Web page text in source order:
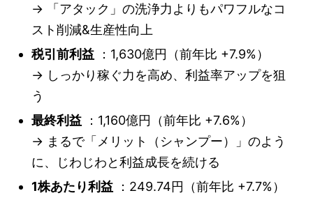
→ 「アタック」の洗浄力よりもパワフルなコ
スト削減&生産性向上
税引前利益 ：1,630億円（前年比 +7.9%）
→ しっかり稼ぐ力を高め、利益率アップを狙
う
最終利益 ：1,160億円（前年比 +7.6%）
→ まるで「メリット（シャンプー）」のよう
に、じわじわと利益成長を続ける
1株あたり利益 ：249.74円（前年比 +7.7%）